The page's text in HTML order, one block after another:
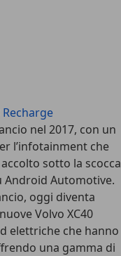
nel 2017, con un
l’infotainment che
sotto la scocca
Android Automotive.
oggi diventa
Volvo XC40
elettriche che hanno
una gamma di